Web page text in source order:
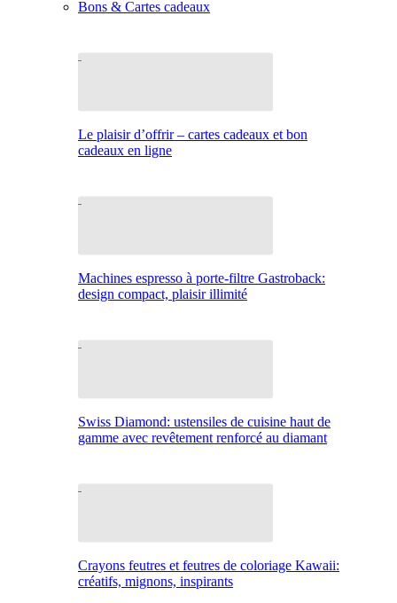
Bons & Cartes cadeaux
Le plaisir d’offrir – cartes cadeaux et bon
cadeaux en ligne
Machines espresso à porte-filtre Gastroback:
design compact, plaisir illimité
Swiss Diamond: ustensiles de cuisine haut de
gamme avec revêtement renforcé au diamant
Crayons feutres et feutres de coloriage Kawaii:
créatifs, mignons, inspirants